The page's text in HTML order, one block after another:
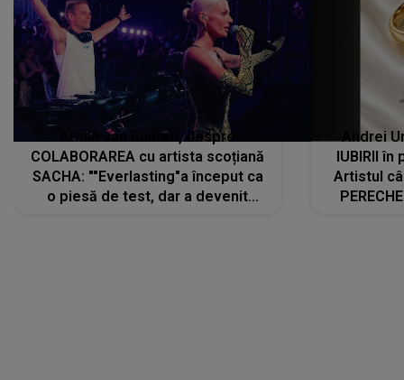
Armin van Buuren, despre
COLABORAREA cu artista scoțiană
SACHA: ""Everlasting"a început ca
o piesă de test, dar a devenit
Andrei
IUBIRII în
Artistul